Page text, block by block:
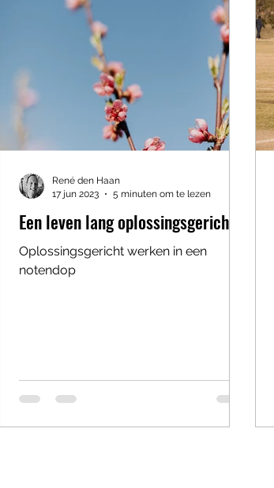
Een leven lang oplossingsgericht
Oplossingsgericht werken in een
notendop
René den Haan
17 jun 2023
5 minuten om te lezen